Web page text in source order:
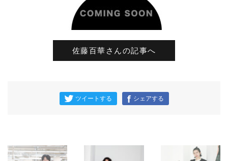
佐藤百華さんの記事へ
ツイートする シェアする